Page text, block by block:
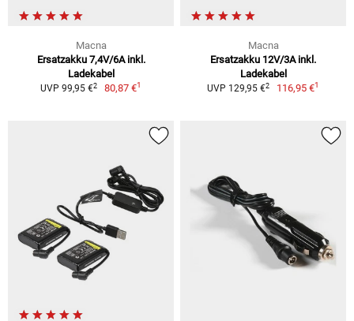
Macna
Ersatzakku 7,4V/6A inkl.
Ladekabel
UVP 99,95 €2 80,87 €1
Macna
Ersatzakku 12V/3A inkl.
Ladekabel
UVP 129,95 €2 116,95 €1